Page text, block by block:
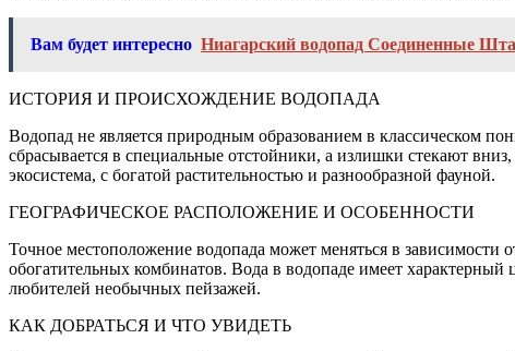
Вам будет интересно Ниагарский водопад Соединенные
ИСТОРИЯ И ПРОИСХОЖДЕНИЕ ВОДОПАДА
Водопад не является природным образованием в классическом
сбрасывается в специальные отстойники, а излишки стекают
экосистема, с богатой растительностью и разнообразной фауной.
ГЕОГРАФИЧЕСКОЕ РАСПОЛОЖЕНИЕ И ОСОБЕННОСТИ
Точное местоположение водопада может меняться в зависимости
обогатительных комбинатов. Вода в водопаде имеет
любителей необычных пейзажей.
КАК ДОБРАТЬСЯ И ЧТО УВИДЕТЬ